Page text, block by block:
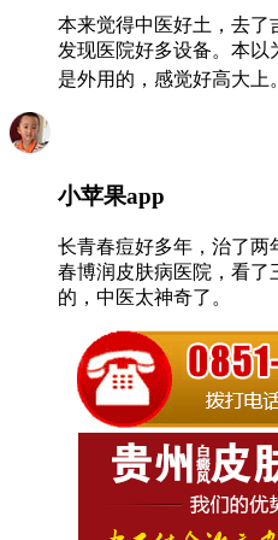
本来觉得中医好土，去了
发现医院好多设备。本
是外用的，感觉好高大上。
小苹果app
长青春痘好多年，治了两
春博润皮肤病医院，看了
的，中医太神奇了。